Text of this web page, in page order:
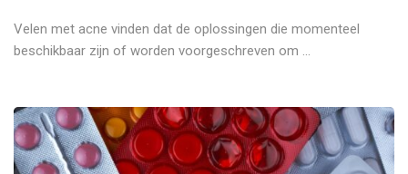
Velen met acne vinden dat de oplossingen die momenteel
beschikbaar zijn of worden voorgeschreven om ...